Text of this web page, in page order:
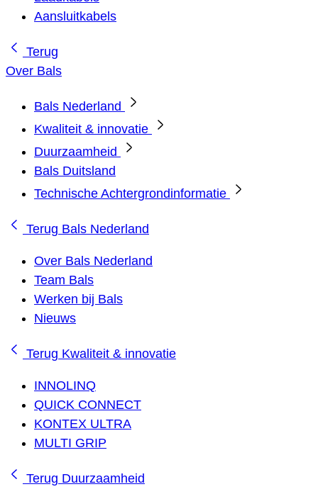
Aansluitkabels
Terug
Over Bals
Bals Nederland
Kwaliteit & innovatie
Duurzaamheid
Bals Duitsland
Technische Achtergrondinformatie
Terug Bals Nederland
Over Bals Nederland
Team Bals
Werken bij Bals
Nieuws
Terug Kwaliteit & innovatie
INNOLINQ
QUICK CONNECT
KONTEX ULTRA
MULTI GRIP
Terug Duurzaamheid